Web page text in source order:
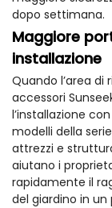
dopo settimana.
Maggiore
installazione
Quando l’area di
accessori
l’installazione
modelli della
attrezzi e
aiutano i
rapidamente il
del giardino in